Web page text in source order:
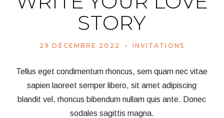
STORY
29 DÉCEMBRE 2022 INVITATIONS
Tellus eget condimentum rhoncus, sem quam nec vitae
sapien laoreet semper libero, sit amet adipiscing
blandit vel, rhoncus bibendum nullam quis ante. Donec
sodales sagittis magna.